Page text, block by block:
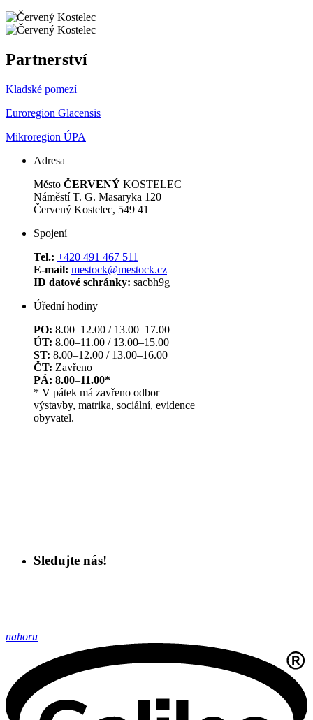
Partnerství
Kladské pomezí
Euroregion Glacensis
Mikroregion ÚPA
Adresa
Město ČERVENÝ KOSTELEC
Náměstí T. G. Masaryka 120
Červený Kostelec, 549 41
Spojení
Tel.: +420 491 467 511
E-mail: mestock@mestock.cz
ID datové schránky: sacbh9g
Úřední hodiny
PO: 8.00–12.00 / 13.00–17.00
ÚT: 8.00–11.00 / 13.00–15.00
ST: 8.00–12.00 / 13.00–16.00
ČT: Zavřeno
PÁ: 8.00–11.00*
* V pátek má zavřeno odbor
výstavby, matrika, sociální, evidence
obyvatel.
Sledujte nás!
nahoru